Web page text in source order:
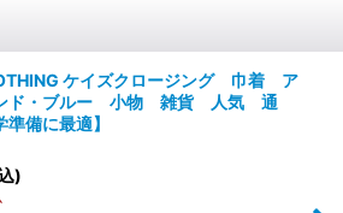
ケイズクロージング 巾着 ア
ド・ブルー 小物 雑貨 人気 通
備に最適】
)